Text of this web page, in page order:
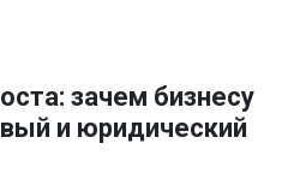
зачем бизнесу
и юридический